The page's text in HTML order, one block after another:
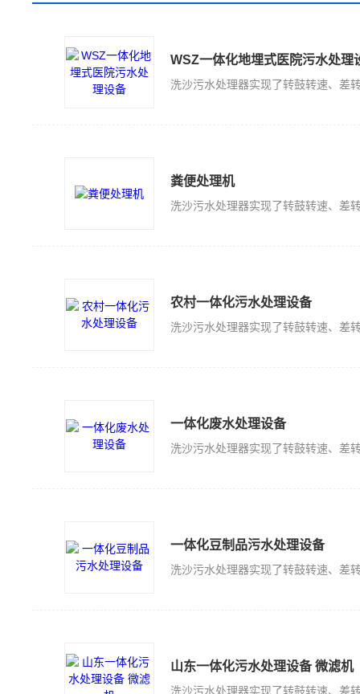
WSZ一体化地埋式医院污水处理
粪便处理机
农村一体化污水处理设备
一体化废水处理设备
一体化豆制品污水处理设备
山东一体化污水处理设备 微滤机